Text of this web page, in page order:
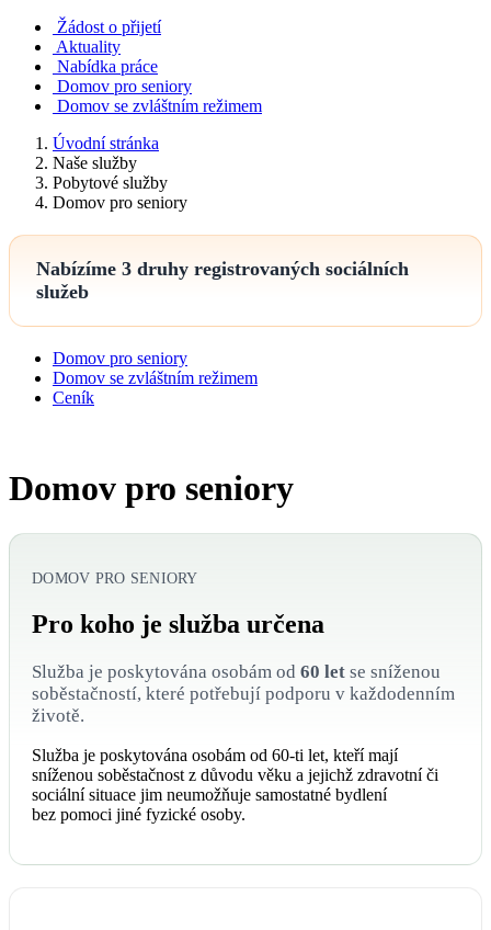
Žádost o přijetí
Aktuality
Nabídka práce
Domov pro seniory
Domov se zvláštním režimem
Úvodní stránka
Naše služby
Pobytové služby
Domov pro seniory
Nabízíme 3 druhy registrovaných sociálních
služeb
Domov pro seniory
Domov se zvláštním režimem
Ceník
Domov pro seniory
DOMOV PRO SENIORY
Pro koho je služba určena
Služba je poskytována osobám od 60 let se sníženou
soběstačností, které potřebují podporu v každodenním
životě.
Služba je poskytována osobám od 60-ti let, kteří mají
sníženou soběstačnost z důvodu věku a jejichž zdravotní či
sociální situace jim neumožňuje samostatné bydlení
bez pomoci jiné fyzické osoby.